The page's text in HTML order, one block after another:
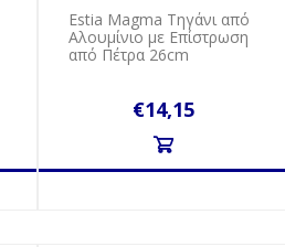
Estia Magma Τηγάνι από
Αλουμίνιο με Επίστρωση
από Πέτρα 26cm
€14,15